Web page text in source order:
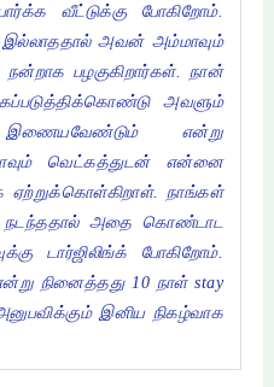
வீட்டுக்கு போகிறோம்.
அவன் அம்மாவும்
பழகுகிறார்கள். நான்
அவளும்
என்று
வெட்கத்துடன் என்னை
நாங்கள்
நடந்ததால் அதை கொண்டாட
டார்ஜிலிங்க் போகிறோம்.
நினைத்தது 10 நாள் stay
இனிய நிகழ்வாக